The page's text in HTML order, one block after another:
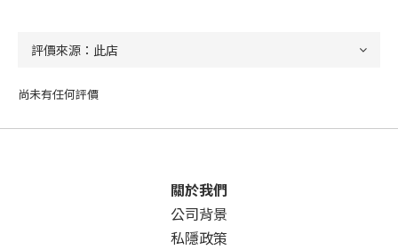
尚未有任何評價
關於我們
公司背景
私隱政策